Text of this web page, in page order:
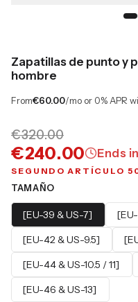
Zapatillas de punto y
hombre
From€60.00/mo or 0% APR
€320.00
€240.00 Ends in
SEGUNDO ARTÍCULO
TAMAÑO
[EU-39 & US-7]
[EU-42 & US-9.5]
[EU-44 & US-10.5 / 11]
[EU-46 & US-13]